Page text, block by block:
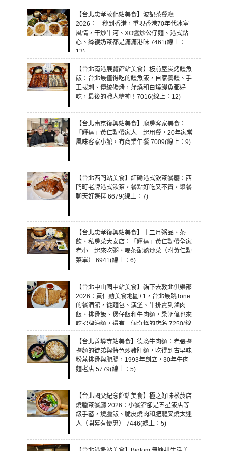
【台北忠孝敦化站美食】波記茶餐廳
2026：一秒到香港，重現香港70年代冰室
風情，干炒牛河、XO醬炒公仔麵、港式點
心、絲襪奶茶都是滿滿港味 7461(線上：
13)
【台北南港展覽館站美食】板前屋炭烤鰻魚
飯：台北最值得吃的鰻魚飯，自家養鰻、手
工拔刺、傳統碳烤，蒲燒和白燒鰻魚都好
吃，最後的職人精神！7016(線上：12)
【台北南京復興站美食】廚房客家美食：
「輝達」黃仁勳帶家人一起用餐，20年家常
風味客家小館，有商業午餐 7009(線上：9)
【台北西門站美食】紅磡港式飲茶餐廳：西
門町老牌港式飲茶，餐點好吃又不貴，聚餐
聊天好選擇 6679(線上：7)
【台北忠孝復興站美食】十二月粥品、茶
飲、私房菜大安店：「輝達」黃仁勳帶全家
老小一起來吃粥、喝茶配熱炒菜（附黃仁勳
菜單） 6941(線上：6)
【台北中山國中站美食】貓下去敦北俱樂部
2026：黃仁勳美食地圖+1，台北最跳Tone
的餐酒館，從麵包、漢堡、牛排賣到滷肉
飯、排骨飯、煲仔飯和牛肉麵，梁朝偉也來
吃招牌涼麵，還有一個奇怪的店名 7250(線
上：5)
【台北善導寺站美食】德忞牛肉麵：老張擔
擔麵的徒弟與特色炒豬肝麵，吃得到古早味
粉蒸排骨與肥腸，1993年創立，30年牛肉
麵老店 5779(線上：5)
【台北國父紀念館站美食】極之好味松菸店
燒臘茶餐廳 2026：小餐館卻是五星飯店等
級手藝，燒臘飯、脆皮燒肉和肥龍叉燒太迷
人（開幕有優惠） 7446(線上：5)